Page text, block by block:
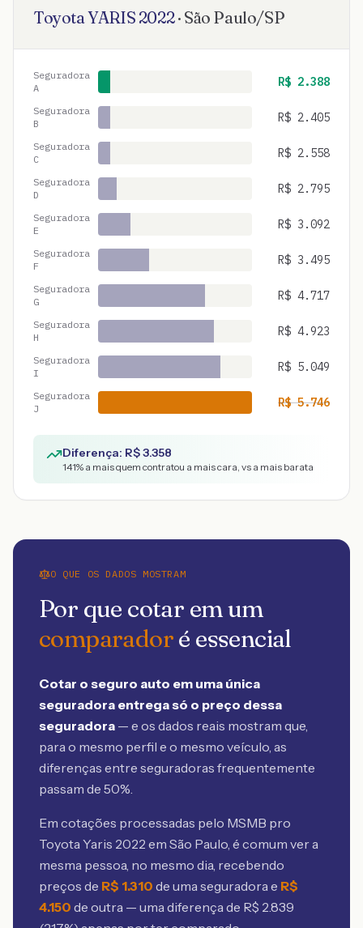
ToyotaYARIS 2022· São Paulo/SP
Seguradora
A
R$ 2.388
Seguradora
B
R$ 2.405
Seguradora
C
R$ 2.558
Seguradora
D
R$ 2.795
Seguradora
E
R$ 3.092
Seguradora
F
R$ 3.495
Seguradora
G
R$ 4.717
Seguradora
H
R$ 4.923
Seguradora
I
R$ 5.049
Seguradora
J
R$5.746
Diferença: R$3.358
141% a mais quem contratou a mais cara, vs a mais barata
O QUE OS DADOS MOSTRAM
Por que cotar em um
comparadoré essencial
Cotar o seguro auto em uma única
seguradora entrega só o preço dessa
seguradora — e os dados reais mostram que,
para o mesmo perfil e o mesmo veículo, as
diferenças entre seguradoras frequentemente
passam de 50%.
Em cotações processadas pelo MSMB pro
Toyota Yaris 2022 em São Paulo, é comum ver a
mesma pessoa, no mesmo dia, recebendo
preços de R$ 1.310 de uma seguradora e R$
4.150 de outra — uma diferença de R$ 2.839